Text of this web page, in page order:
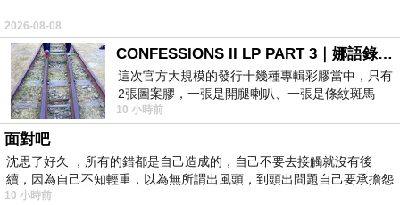
2026-08-08
CONFESSIONS II LP PART 3｜娜語錄II LP PART 3
這次官方大規模的發行十幾種專輯彩膠當中，只有
2張圖案膠，一張是開腿喇叭、一張是條紋斑馬
版；目前官網上只剩澳洲商店AU STORE
10 小時前
面對吧
沈思了好久 ，所有的錯都是自己造成的，自己不要去接觸就沒有後
續，因為自己不知輕重，以為無所謂出風頭，到頭出問題自己要承擔怨
不
10 小時前